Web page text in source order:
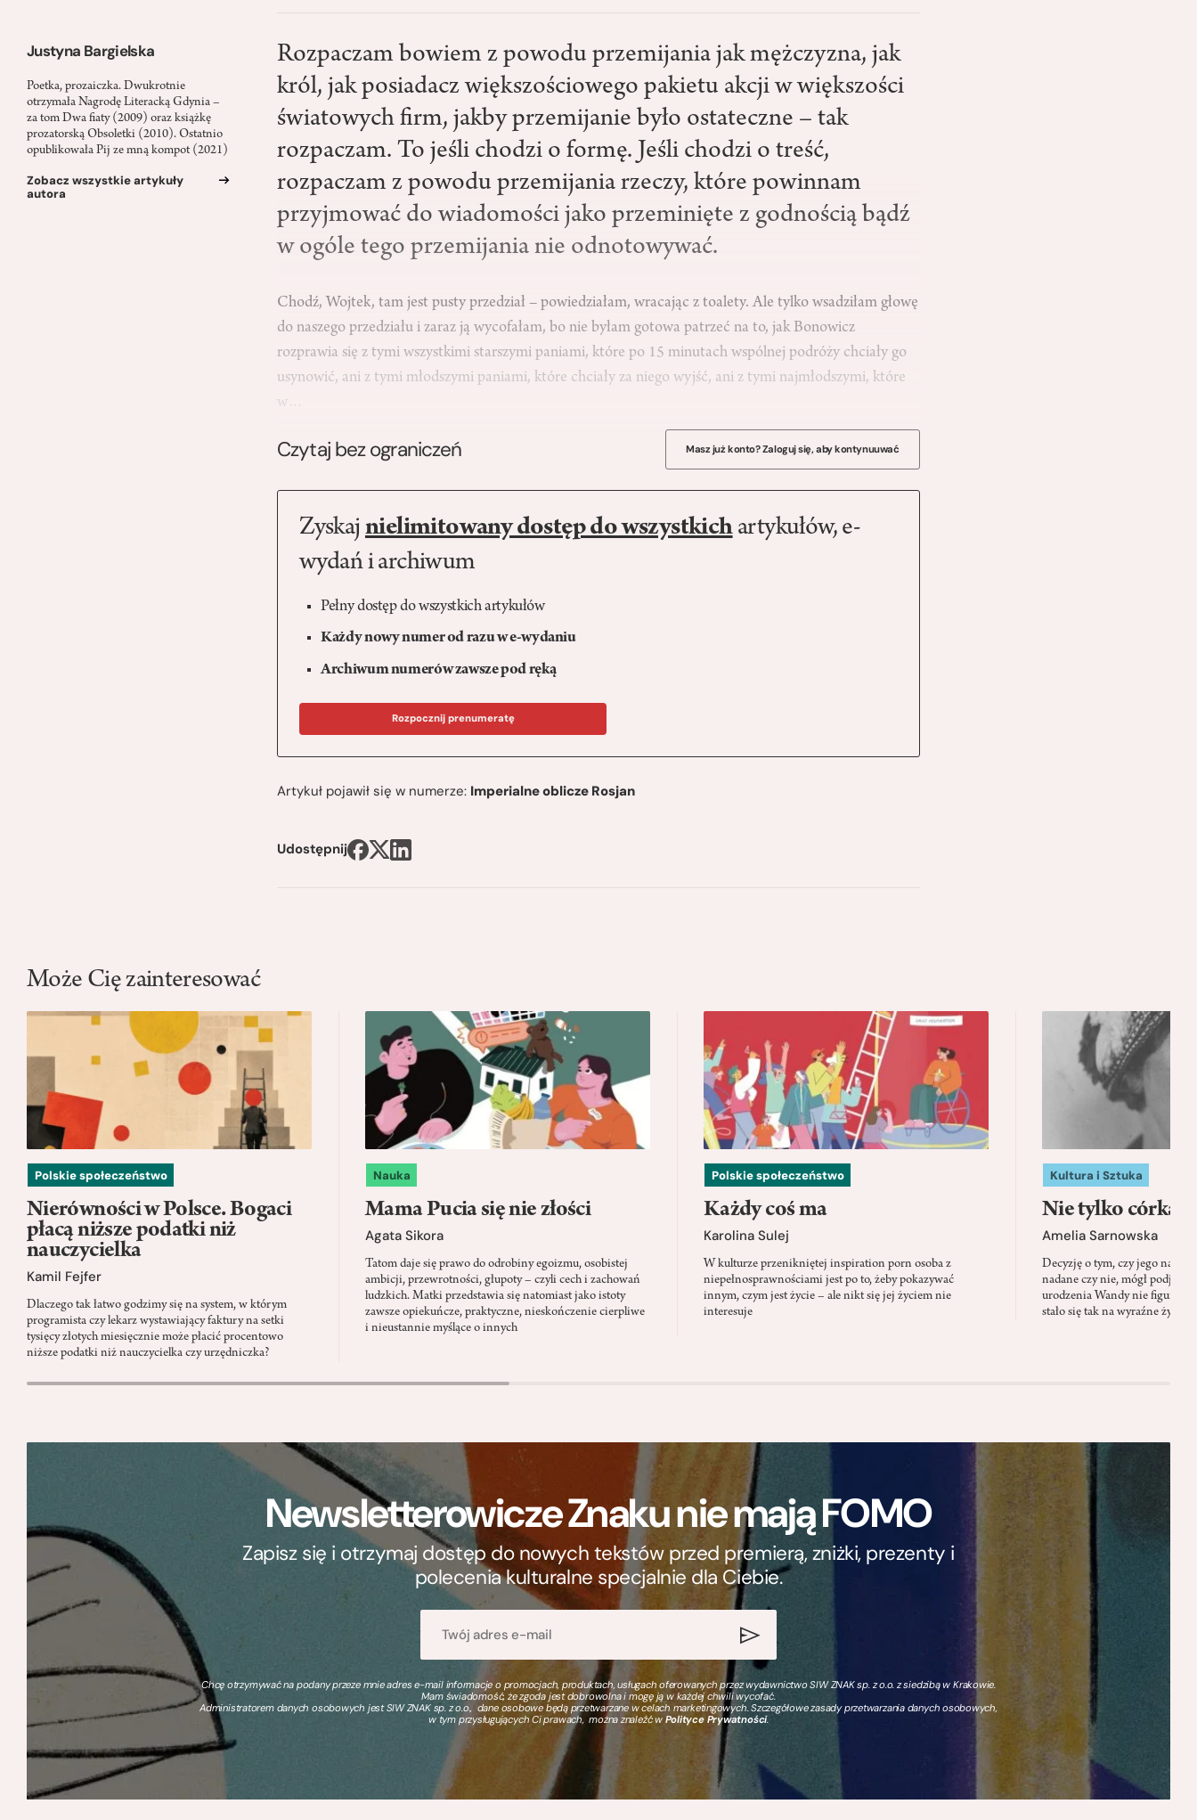
Justyna Bargielska
Poetka, prozaiczka. Dwukrotnie
otrzymała Nagrodę Literacką Gdynia –
za tom Dwa fiaty (2009) oraz książkę
prozatorską Obsoletki (2010). Ostatnio
opublikowała Pij ze mną kompot (2021)
Zobacz wszystkie artykuły
autora
Rozpaczam bowiem z powodu przemijania jak mężczyzna, jak
król, jak posiadacz większościowego pakietu akcji w większości
światowych firm, jakby przemijanie było ostateczne – tak
rozpaczam. To jeśli chodzi o formę. Jeśli chodzi o treść,
rozpaczam z powodu przemijania rzeczy, które powinnam
przyjmować do wiadomości jako przeminięte z godnością bądź
w ogóle tego przemijania nie odnotowywać.
Chodź, Wojtek, tam jest pusty przedział – powiedziałam, wracając z toalety. Ale tylko wsadziłam głowę
do naszego przedziału i zaraz ją wycofałam, bo nie byłam gotowa patrzeć na to, jak Bonowicz
rozprawia się z tymi wszystkimi starszymi paniami, które po 15 minutach wspólnej podróży chciały go
usynowić, ani z tymi młodszymi paniami, które chciały za niego wyjść, ani z tymi najmłodszymi, które
w…
Czytaj bez ograniczeń Masz już konto? Zaloguj się, aby kontynuuwać
Zyskaj nielimitowany dostęp do wszystkichartykułów, e-
wydań i archiwum
Pełny dostęp do wszystkich artykułów
Każdy nowy numer od razu w e-wydaniu
Archiwum numerów zawsze pod ręką
Rozpocznij prenumeratę
Artykuł pojawił się w numerze: Imperialne oblicze Rosjan
Udostępnij
Może Cię zainteresować
Polskie społeczeństwo
Nierówności w Polsce. Bogaci
płacą niższe podatki niż
nauczycielka
Kamil Fejfer
Dlaczego tak łatwo godzimy się na system, w którym
programista czy lekarz wystawiający faktury na setki
tysięcy złotych miesięcznie może płacić procentowo
niższe podatki niż nauczycielka czy urzędniczka?
Nauka
Mama Pucia się nie złości
Agata Sikora
Tatom daje się prawo do odrobiny egoizmu, osobistej
ambicji, przewrotności, głupoty – czyli cech i zachowań
ludzkich. Matki przedstawia się natomiast jako istoty
zawsze opiekuńcze, praktyczne, nieskończenie cierpliwe
i nieustannie myślące o innych
Polskie społeczeństwo
Każdy coś ma
Karolina Sulej
W kulturze przenikniętej inspiration porn osoba z
niepełnosprawnościami jest po to, żeby pokazywać
innym, czym jest życie – ale nikt się jej życiem nie
interesuje
Kultura i Sztuka
Nie tylko córka
Amelia Sarnowska
Decyzję o tym, czy jego
nadane czy nie, mógł podjąć
urodzenia Wandy nie figuruje
stało się tak na wyraźne
Newsletterowicze Znaku nie mają FOMO
Zapisz się i otrzymaj dostęp do nowych tekstów przed premierą, zniżki, prezenty i
polecenia kulturalne specjalnie dla Ciebie.
Chcę otrzymywać na podany przeze mnie adres e-mail informacje o promocjach, produktach, usługach oferowanych przez wydawnictwo SIW ZNAK sp. z o.o. z siedzibą w Krakowie.
Mam świadomość, że zgoda jest dobrowolna i mogę ją w każdej chwili wycofać.
Administratorem danych osobowych jest SIW ZNAK sp. z o.o., dane osobowe będą przetwarzane w celach marketingowych. Szczegółowe zasady przetwarzania danych osobowych,
w tym przysługujących Ci prawach, można znaleźć wPolityce Prywatności.